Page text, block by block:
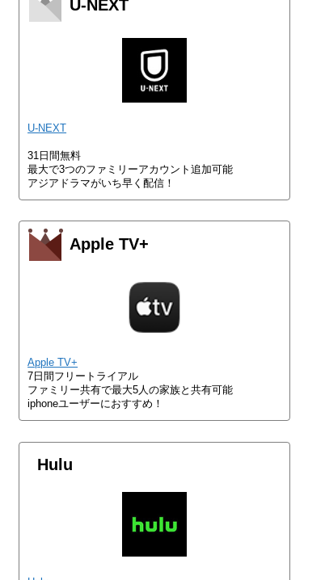
U-NEXT
U-NEXT
31日間無料
最大で3つのファミリーアカウント追加可能
アジアドラマがいち早く配信！
Apple TV+
Apple TV+
7日間フリートライアル
ファミリー共有で最大5人の家族と共有可能
iphoneユーザーにおすすめ！
Hulu